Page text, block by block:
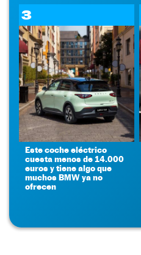
3
Este coche eléctrico
cuesta menos de 14.000
euros y tiene algo que
muchos BMW ya no
ofrecen